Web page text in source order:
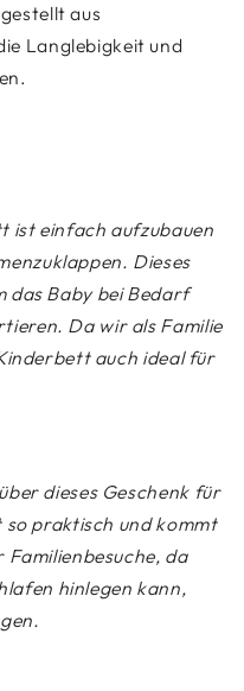
aus
Langlebigkeit und
ist einfach aufzubauen
Dieses
das Baby bei Bedarf
Da wir als Familie
auch ideal für
dieses Geschenk für
so praktisch und kommt
da
hinlegen kann,